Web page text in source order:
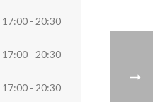
17:00 - 20:30
17:00 - 20:30
17:00 - 20:30